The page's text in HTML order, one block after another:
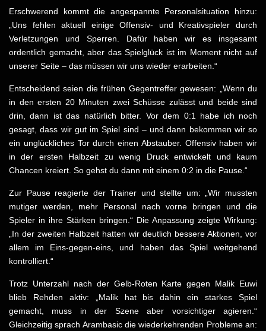
Erschwerend kommt die angespannte Personalsituation hinzu:
„Uns fehlen aktuell einige Offensiv- und Kreativspieler durch
Verletzungen und Sperren. Dafür haben wir es insgesamt
ordentlich gemacht, aber das Spielglück ist im Moment nicht auf
unserer Seite – das müssen wir uns wieder erarbeiten.“
Entscheidend seien die frühen Gegentreffer gewesen: „Wenn du
in den ersten 20 Minuten zwei Schüsse zulässt und beide sind
drin, dann ist das natürlich bitter. Vor dem 0:1 habe ich noch
gesagt, dass wir gut im Spiel sind – und dann bekommen wir so
ein unglückliches Tor durch einen Abstauber. Offensiv haben wir
in der ersten Halbzeit zu wenig Druck entwickelt und kaum
Chancen kreiert. So gehst du dann mit einem 0:2 in die Pause.“
Zur Pause reagierte der Trainer und stellte um: „Wir mussten
mutiger werden, mehr Personal nach vorne bringen und die
Spieler in ihre Stärken bringen.“ Die Anpassung zeigte Wirkung:
„In der zweiten Halbzeit hatten wir deutlich bessere Aktionen, vor
allem im Eins-gegen-eins, und haben das Spiel weitgehend
kontrolliert.“
Trotz Unterzahl nach der Gelb-Roten Karte gegen Malik Euwi
blieb Rehden aktiv: „Malik hat bis dahin ein starkes Spiel
gemacht, muss in der Szene aber vorsichtiger agieren.“
Gleichzeitig sprach Arambasic die wiederkehrenden Probleme an: